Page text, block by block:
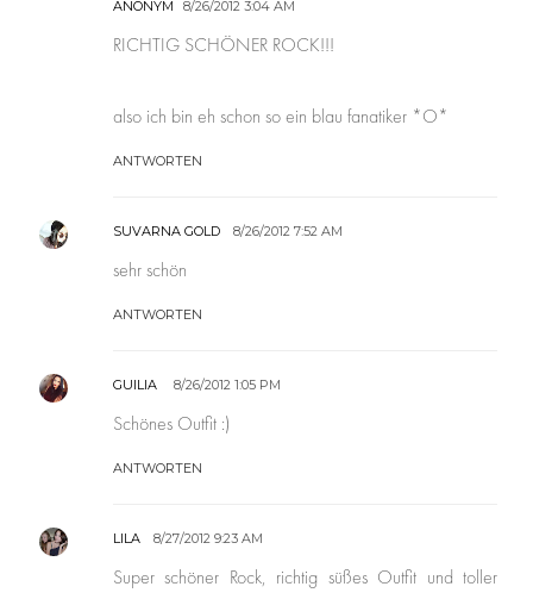
ANONYM 8/26/2012 3:04 AM
RICHTIG SCHÖNER ROCK!!!
also ich bin eh schon so ein blau fanatiker *O*
ANTWORTEN
SUVARNA GOLD 8/26/2012 7:52 AM
sehr schön
ANTWORTEN
GUILIA 8/26/2012 1:05 PM
Schönes Outfit :)
ANTWORTEN
LILA 8/27/2012 9:23 AM
Super schöner Rock, richtig süßes Outfit und toller